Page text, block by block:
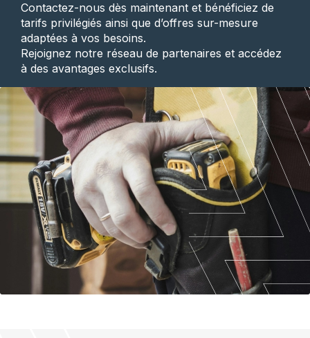
Contactez-nous dès maintenant et bénéficiez de
tarifs privilégiés ainsi que d’offres sur-mesure
adaptées à vos besoins.
Rejoignez notre réseau de partenaires et accédez
à des avantages exclusifs.